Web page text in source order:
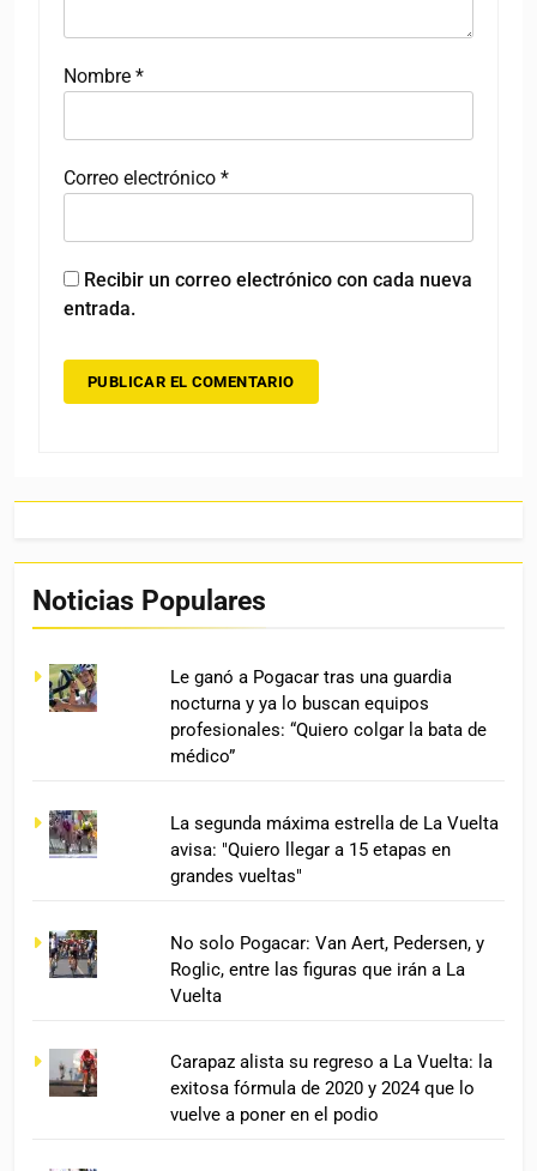
Nombre *
Correo electrónico *
Recibir un correo electrónico con cada nueva
entrada.
Noticias Populares
Le ganó a Pogacar tras una guardia
nocturna y ya lo buscan equipos
profesionales: “Quiero colgar la bata de
médico”
La segunda máxima estrella de La Vuelta
avisa: "Quiero llegar a 15 etapas en
grandes vueltas"
No solo Pogacar: Van Aert, Pedersen, y
Roglic, entre las figuras que irán a La
Vuelta
Carapaz alista su regreso a La Vuelta: la
exitosa fórmula de 2020 y 2024 que lo
vuelve a poner en el podio